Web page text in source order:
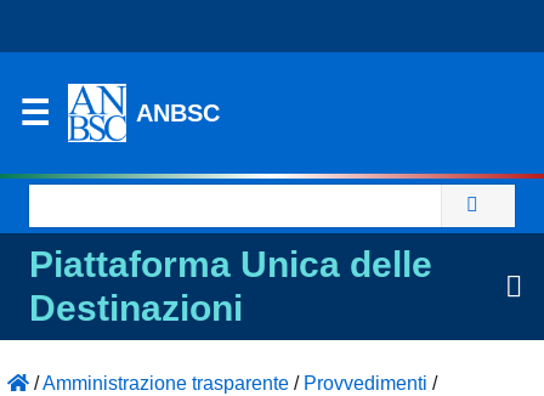
ANBSC
per:
Piattaforma Unica delle
Destinazioni
/Amministrazione trasparente / Provvedimenti /